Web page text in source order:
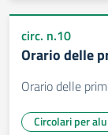
circ. n.10
Orario delle
Orario delle
Circolari per